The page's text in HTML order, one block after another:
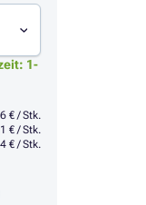
1-
€ / Stk.
€ / Stk.
€ / Stk.